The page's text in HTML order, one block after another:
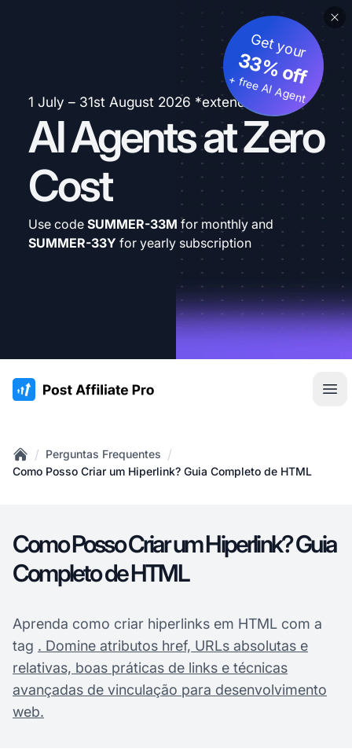
1 July – 31st August 2026 *extended
AI Agents at Zero
Cost
Get your
33% off
+ free AI Agent
Use code SUMMER-33M for monthly and
SUMMER-33Y for yearly subscription
:site.title
Home
/ Perguntas Frequentes /
Como Posso Criar um Hiperlink? Guia Completo de HTML
Como Posso Criar um Hiperlink? Guia
Completo de HTML
Aprenda como criar hiperlinks em HTML com a
tag . Domine atributos href, URLs absolutas e
relativas, boas práticas de links e técnicas
avançadas de vinculação para desenvolvimento
web.